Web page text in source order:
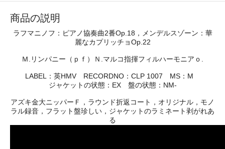
商品の説明
ラフマニノフ：ピアノ協奏曲2番Op.18，メンデルスゾーン：華
麗なカプリッチョOp.22
Ｍ.リンパニー（ｐｆ）Ｎ.マルコ指揮フィルハーモニアｏ.
LABEL：英HMV RECORDNO：CLP 1007 MS：M
ジャケットの状態：EX 盤の状態：NM-
アズキ金大ニッパーＦ，ラウンド折返コート，オリジナル，モノ
ラル録音，フラット盤珍しい，ジャケットのラミネート剥がれあ
る